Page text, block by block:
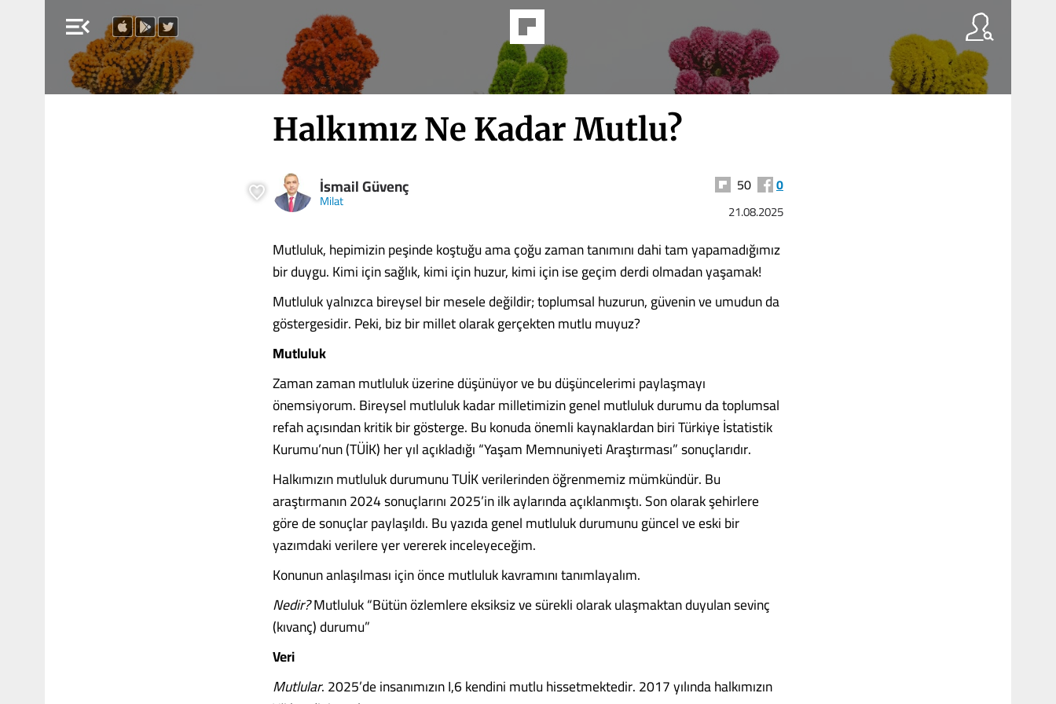
menu_open
Halkımız Ne Kadar Mutlu?
İsmail Güvenç
Milat
50 0
21.08.2025
Mutluluk, hepimizin peşinde koştuğu ama çoğu zaman tanımını dahi tam yapamadığımız
bir duygu. Kimi için sağlık, kimi için huzur, kimi için ise geçim derdi olmadan yaşamak!
Mutluluk yalnızca bireysel bir mesele değildir; toplumsal huzurun, güvenin ve umudun da
göstergesidir. Peki, biz bir millet olarak gerçekten mutlu muyuz?
Mutluluk
Zaman zaman mutluluk üzerine düşünüyor ve bu düşüncelerimi paylaşmayı
önemsiyorum. Bireysel mutluluk kadar milletimizin genel mutluluk durumu da toplumsal
refah açısından kritik bir gösterge. Bu konuda önemli kaynaklardan biri Türkiye İstatistik
Kurumu’nun (TÜİK) her yıl açıkladığı “Yaşam Memnuniyeti Araştırması” sonuçlarıdır.
Halkımızın mutluluk durumunu TUİK verilerinden öğrenmemiz mümkündür. Bu
araştırmanın 2024 sonuçlarını 2025’in ilk aylarında açıklanmıştı. Son olarak şehirlere
göre de sonuçlar paylaşıldı. Bu yazıda genel mutluluk durumunu güncel ve eski bir
yazımdaki verilere yer vererek inceleyeceğim.
Konunun anlaşılması için önce mutluluk kavramını tanımlayalım.
Nedir?Mutluluk “Bütün özlemlere eksiksiz ve sürekli olarak ulaşmaktan duyulan sevinç
(kıvanç) durumu”
Veri
Mutlular. 2025’de insanımızın I,6 kendini mutlu hissetmektedir. 2017 yılında halkımızın